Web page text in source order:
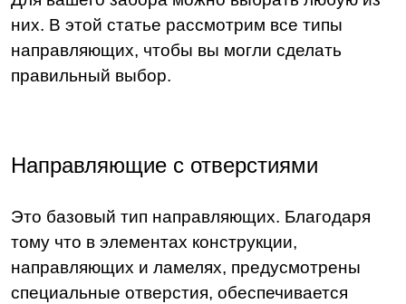
них. В этой статье рассмотрим все типы
направляющих, чтобы вы могли сделать
правильный выбор.
Направляющие с отверстиями
Это базовый тип направляющих. Благодаря
тому что в элементах конструкции,
направляющих и ламелях, предусмотрены
специальные отверстия, обеспечивается